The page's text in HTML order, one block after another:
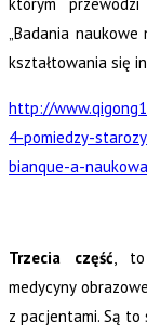
„Badania naukowe
kształtowania się
http://
4-pomiedzy-
bianque-a-
Trzecia część, to
medycyny
z pacjentami. Są